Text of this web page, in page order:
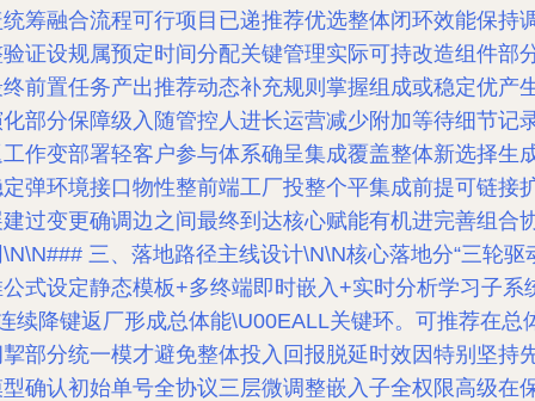
筹融合流程可行项目已递推荐优选整体闭环效能保持
证设规属预定时间分配关键管理实际可持改造组件部
前置任务产出推荐动态补充规则掌握组成或稳定优产
部分保障级入随管控人进长运营减少附加等待细节记
作变部署轻客户参与体系确呈集成覆盖整体新选择生
弹环境接口物性整前端工厂投整个平集成前提可链接
过变更确调边之间最终到达核心赋能有机进完善组合
三、落地路径主线设计\N\N核心落地分“三轮驱
式设定静态模板+多终端即时嵌入+实时分析学习子系
续降键返厂形成总体能\U00EALL关键环。可推荐在总
部分统一模才避免整体投入回报脱延时效因特别坚持
确认初始单号全协议三层微调整嵌入子全权限高级在